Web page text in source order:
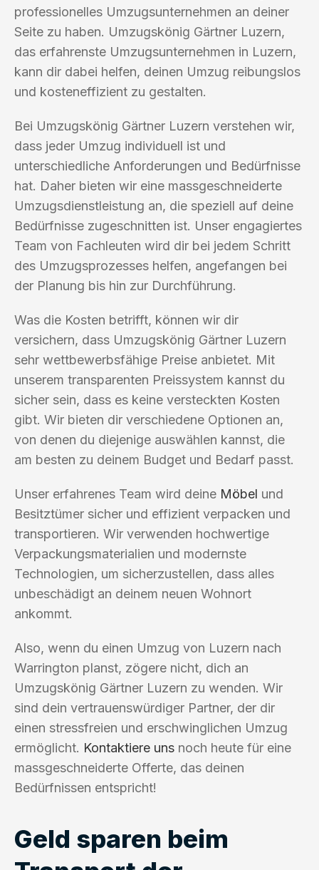
professionelles Umzugsunternehmen an deiner
Seite zu haben. Umzugskönig Gärtner Luzern,
das erfahrenste Umzugsunternehmen in Luzern,
kann dir dabei helfen, deinen Umzug reibungslos
und kosteneffizient zu gestalten.
Bei Umzugskönig Gärtner Luzern verstehen wir,
dass jeder Umzug individuell ist und
unterschiedliche Anforderungen und Bedürfnisse
hat. Daher bieten wir eine massgeschneiderte
Umzugsdienstleistung an, die speziell auf deine
Bedürfnisse zugeschnitten ist. Unser engagiertes
Team von Fachleuten wird dir bei jedem Schritt
des Umzugsprozesses helfen, angefangen bei
der Planung bis hin zur Durchführung.
Was die Kosten betrifft, können wir dir
versichern, dass Umzugskönig Gärtner Luzern
sehr wettbewerbsfähige Preise anbietet. Mit
unserem transparenten Preissystem kannst du
sicher sein, dass es keine versteckten Kosten
gibt. Wir bieten dir verschiedene Optionen an,
von denen du diejenige auswählen kannst, die
am besten zu deinem Budget und Bedarf passt.
Unser erfahrenes Team wird deine Möbel und
Besitztümer sicher und effizient verpacken und
transportieren. Wir verwenden hochwertige
Verpackungsmaterialien und modernste
Technologien, um sicherzustellen, dass alles
unbeschädigt an deinem neuen Wohnort
ankommt.
Also, wenn du einen Umzug von Luzern nach
Warrington planst, zögere nicht, dich an
Umzugskönig Gärtner Luzern zu wenden. Wir
sind dein vertrauenswürdiger Partner, der dir
einen stressfreien und erschwinglichen Umzug
ermöglicht. Kontaktiere uns noch heute für eine
massgeschneiderte Offerte, das deinen
Bedürfnissen entspricht!
Geld sparen beim